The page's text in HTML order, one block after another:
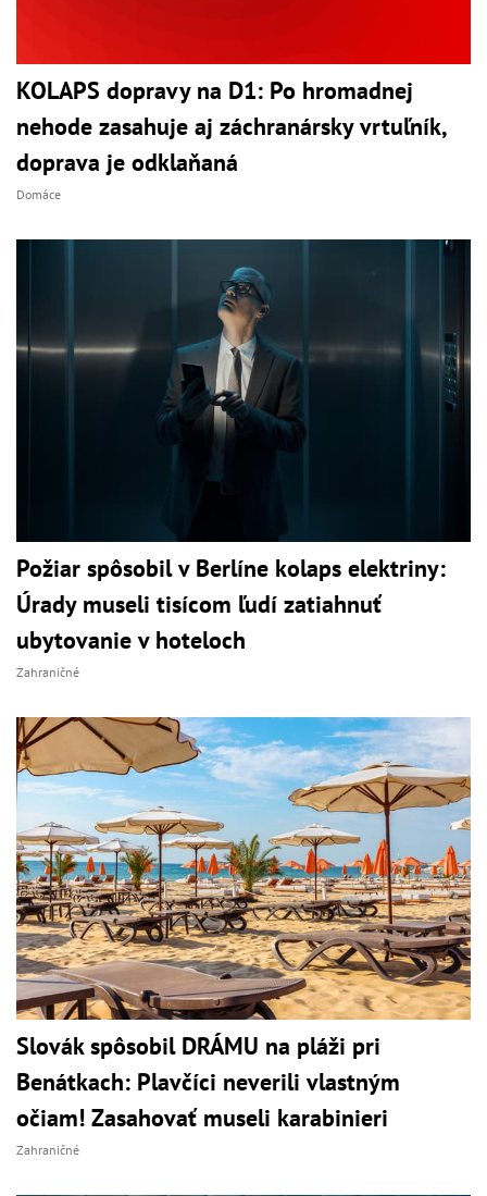
KOLAPS dopravy na D1: Po hromadnej
nehode zasahuje aj záchranársky vrtuľník,
doprava je odklaňaná
Domáce
Požiar spôsobil v Berlíne kolaps elektriny:
Úrady museli tisícom ľudí zatiahnuť
ubytovanie v hoteloch
Zahraničné
Slovák spôsobil DRÁMU na pláži pri
Benátkach: Plavčíci neverili vlastným
očiam! Zasahovať museli karabinieri
Zahraničné